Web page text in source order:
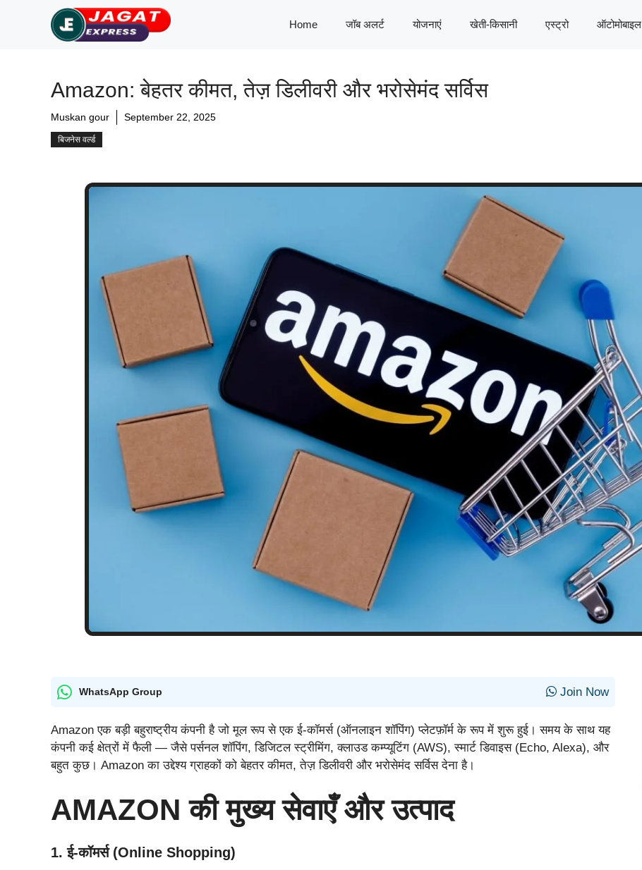
Home जॉब अलर्ट योजनाएं खेती-किसानी एस्ट्रो ऑटोमोबाइल
Amazon: बेहतर कीमत, तेज़ डिलीवरी और भरोसेमंद सर्विस
Muskan gour September 22, 2025
बिजनेस वर्ल्ड
WhatsApp Group Join Now
Amazon एक बड़ी बहुराष्ट्रीय कंपनी है जो मूल रूप से एक ई-कॉमर्स (ऑनलाइन शॉपिंग) प्लेटफ़ॉर्म के रूप में शुरू हुई। समय के साथ यह
कंपनी कई क्षेत्रों में फैली — जैसे पर्सनल शॉपिंग, डिजिटल स्ट्रीमिंग, क्लाउड कम्प्यूटिंग (AWS), स्मार्ट डिवाइस (Echo, Alexa), और
बहुत कुछ। Amazon का उद्देश्य ग्राहकों को बेहतर कीमत, तेज़ डिलीवरी और भरोसेमंद सर्विस देना है।
AMAZON की मुख्य सेवाएँ और उत्पाद
1. ई-कॉमर्स (Online Shopping)